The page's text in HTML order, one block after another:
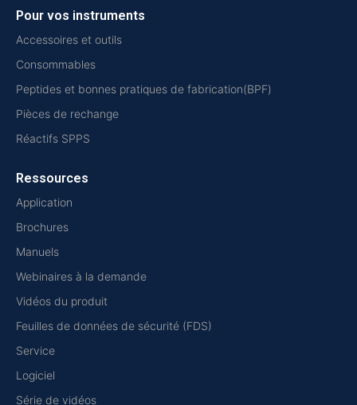
Pour vos instruments
Accessoires et outils
Consommables
Peptides et bonnes pratiques de fabrication(BPF)
Pièces de rechange
Réactifs SPPS
Ressources
Application
Brochures
Manuels
Webinaires à la demande
Vidéos du produit
Feuilles de données de sécurité (FDS)
Service
Logiciel
Série de vidéos